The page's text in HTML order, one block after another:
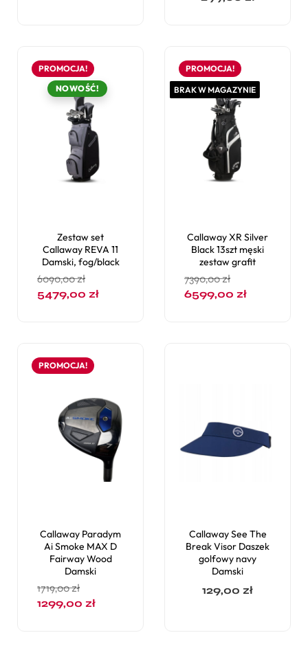
PROMOCJA!
NOWOŚĆ!
Zestaw set
Callaway REVA 11
Damski, fog/black
6090,00zł
5479,00 zł
PROMOCJA!
BRAK W MAGAZYNIE
Callaway XR Silver
Black 13szt męski
zestaw grafit
7390,00zł
6599,00 zł
PROMOCJA!
Callaway Paradym
Ai Smoke MAX D
Fairway Wood
Damski
1719,00zł
1299,00 zł
Callaway See The
Break Visor Daszek
golfowy navy
Damski
129,00 zł